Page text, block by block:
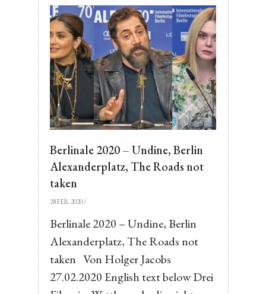
Berlinale 2020 – Undine, Berlin
Alexanderplatz, The Roads not
taken
28 FEB. 2020/
Berlinale 2020 – Undine, Berlin
Alexanderplatz, The Roads not
taken Von Holger Jacobs
27.02.2020 English text below Drei